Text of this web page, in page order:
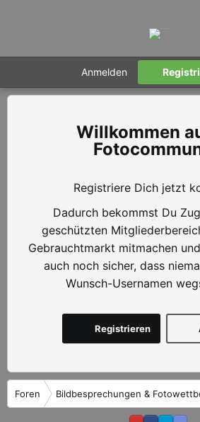
Anmelden
Registriere Dich jetzt
Dadurch bekommst Du
geschützten
Gebrauchtmarkt mitmachen
auch noch sicher, dass
Wunsch-Usernamen
Registrieren
Foren Bildbesprechungen &